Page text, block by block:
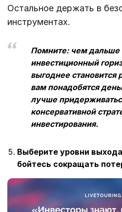
Остальное держать в
инструментах.
Помните: чем дальше
инвестиционный
выгоднее становится
вам понадобятся
лучше
консервативной
инвестирования.
Выберите уровни
бойтесь сокращать